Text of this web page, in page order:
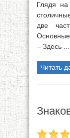
Глядя
две
– Здесь ...
Читать